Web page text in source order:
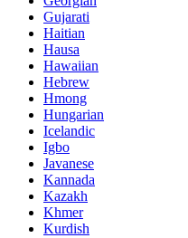
Gujarati
Haitian
Hausa
Hawaiian
Hebrew
Hmong
Hungarian
Icelandic
Igbo
Javanese
Kannada
Kazakh
Khmer
Kurdish